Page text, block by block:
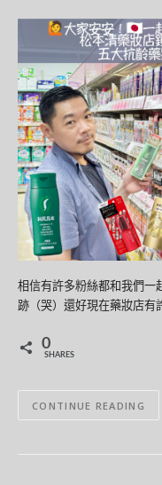
相信有許多粉絲都和我們一
跡（哭）還好現在藥妝店
0
SHARES
CONTINUE READING